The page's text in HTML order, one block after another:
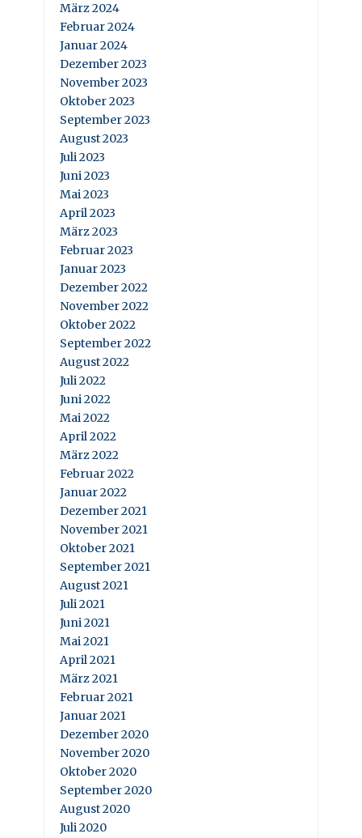
März 2024
Februar 2024
Januar 2024
Dezember 2023
November 2023
Oktober 2023
September 2023
August 2023
Juli 2023
Juni 2023
Mai 2023
April 2023
März 2023
Februar 2023
Januar 2023
Dezember 2022
November 2022
Oktober 2022
September 2022
August 2022
Juli 2022
Juni 2022
Mai 2022
April 2022
März 2022
Februar 2022
Januar 2022
Dezember 2021
November 2021
Oktober 2021
September 2021
August 2021
Juli 2021
Juni 2021
Mai 2021
April 2021
März 2021
Februar 2021
Januar 2021
Dezember 2020
November 2020
Oktober 2020
September 2020
August 2020
Juli 2020